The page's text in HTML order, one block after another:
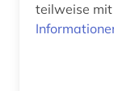
teilweise mit